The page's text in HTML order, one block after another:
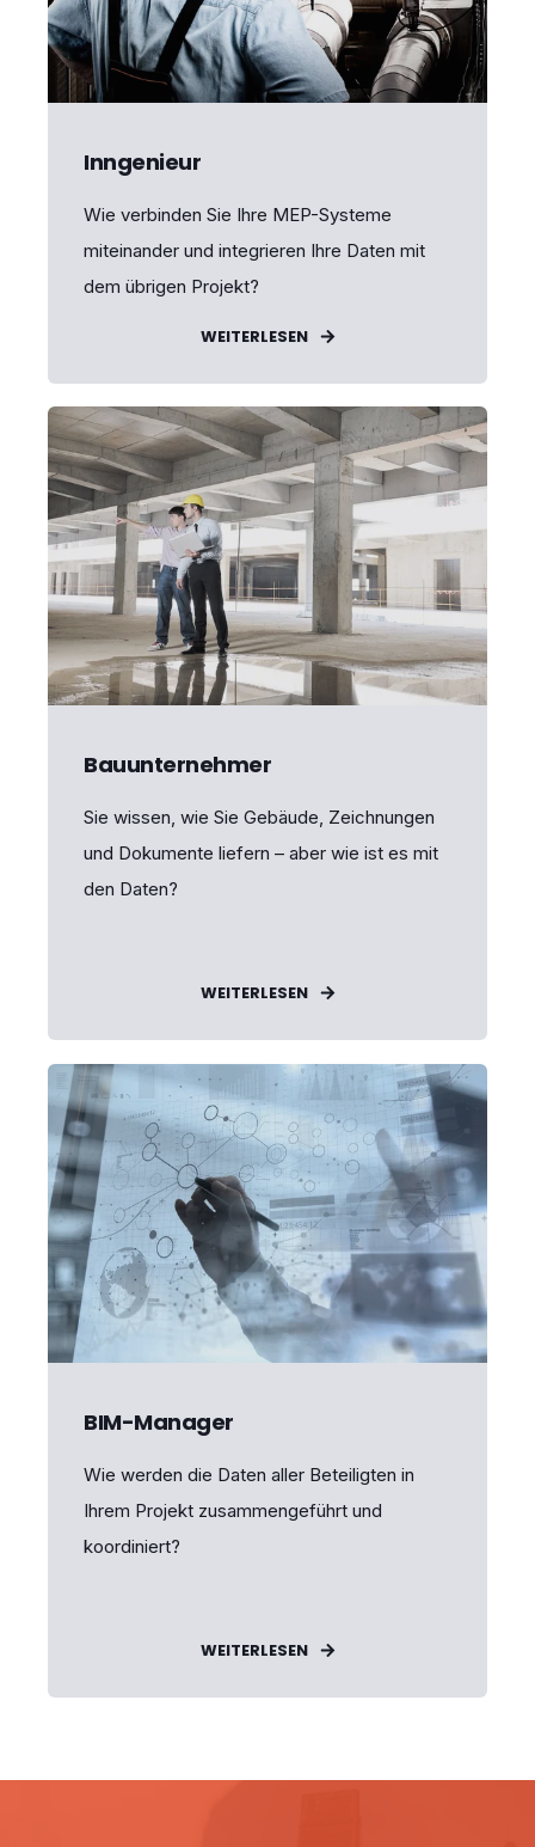
Inngenieur
Wie verbinden Sie Ihre MEP-Systeme
miteinander und integrieren Ihre Daten mit
dem übrigen Projekt?
WEITERLESEN
Bauunternehmer
Sie wissen, wie Sie Gebäude, Zeichnungen
und Dokumente liefern – aber wie ist es mit
den Daten?
WEITERLESEN
BIM-Manager
Wie werden die Daten aller Beteiligten in
Ihrem Projekt zusammengeführt und
koordiniert?
WEITERLESEN